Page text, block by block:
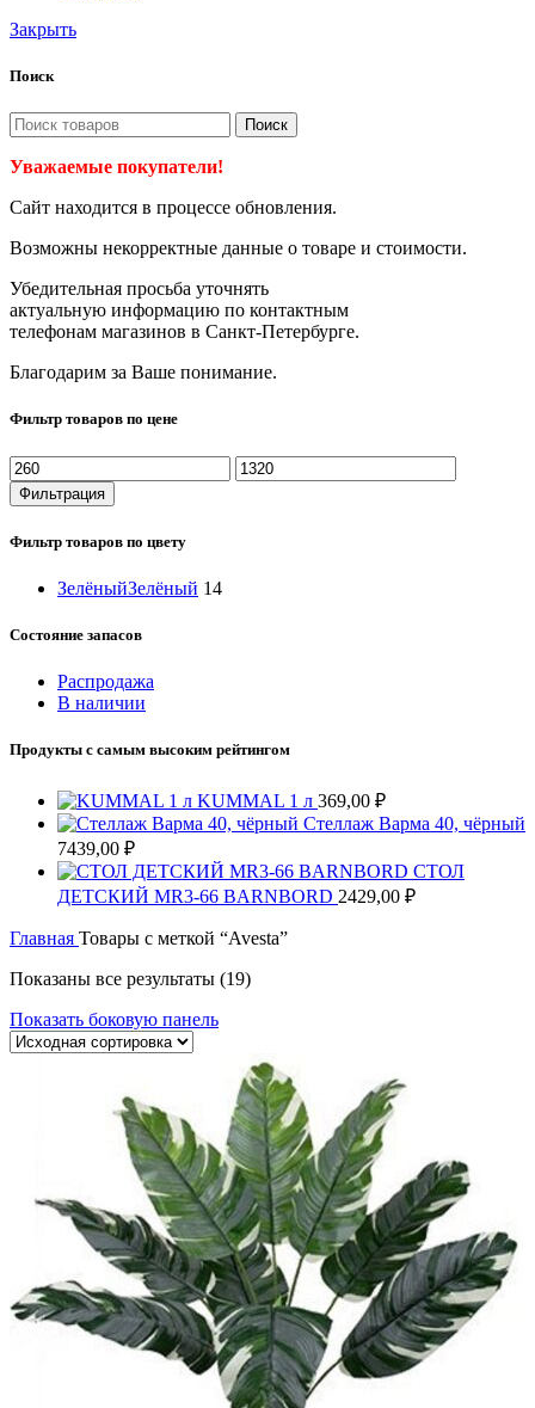
Закрыть
Поиск
Поиск
Уважаемые покупатели!
Сайт находится в процессе обновления.
Возможны некорректные данные о товаре и стоимости.
Убедительная просьба уточнять
актуальную информацию по контактным
телефонам магазинов в Санкт-Петербурге.
Благодарим за Ваше понимание.
Фильтр товаров по цене
Минимальная
цена
Максимальная
цена
Фильтрация
Фильтр товаров по цвету
ЗелёныйЗелёный 14
Состояние запасов
Распродажа
В наличии
Продукты с самым высоким рейтингом
KUMMAL 1 л 369,00 ₽
Стеллаж Варма 40, чёрный
7439,00 ₽
СТОЛ
ДЕТСКИЙ MR3-66 BARNBORD 2429,00 ₽
Главная Товары с меткой “Avesta”
Показаны все результаты (19)
Показать боковую панель